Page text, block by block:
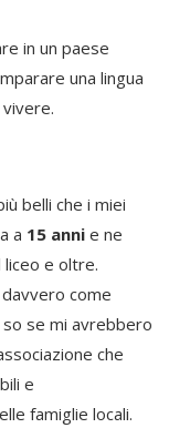
in un paese
una lingua
belli che i miei
a 15 anni e ne
e oltre.
come
se mi avrebbero
che
e
famiglie locali.